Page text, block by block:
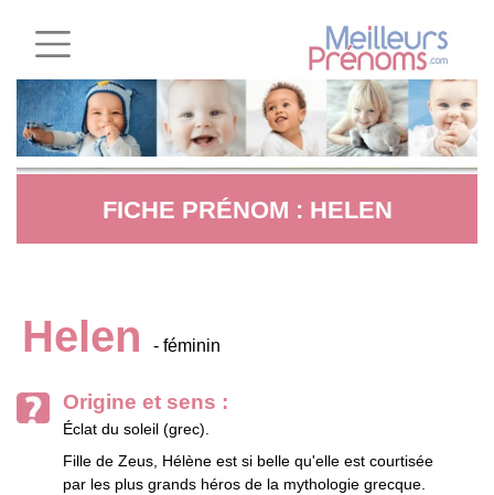
FICHE PRÉNOM : HELEN
Helen - féminin
Origine et sens :
Éclat du soleil (grec).
Fille de Zeus, Hélène est si belle qu'elle est courtisée
par les plus grands héros de la mythologie grecque.